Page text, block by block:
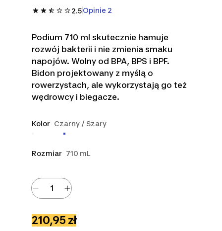
2.5Opinie 2
Podium 710 ml skutecznie hamuje
rozwój bakterii i nie zmienia smaku
napojów. Wolny od BPA, BPS i BPF.
Bidon projektowany z myślą o
rowerzystach, ale wykorzystają go też
wędrowcy i biegacze.
Kolor Czarny / Szary
Rozmiar 710 mL
210,95 zł